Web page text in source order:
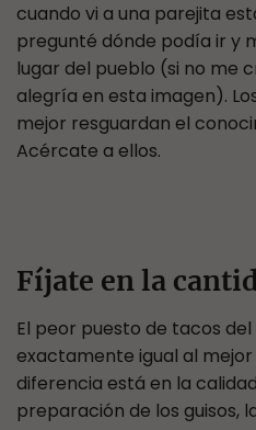
cuando vi a una parejita
pregunté dónde podía ir y
lugar del pueblo (si no me
alegría en esta imagen).
mejor resguardan el
Acércate a ellos.
Fíjate en la
El peor puesto de tacos
exactamente igual al
diferencia está en la
preparación de los guisos,